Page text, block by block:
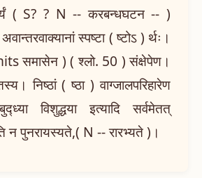
( S? ? N -- करबन्धघटन -- )
स्पष्टा ( ष्टोऽ ) र्थः।
समासेन ) ( श्लो. 50 ) संक्षेपेण।
निष्ठां ( ष्ठा ) वाग्जालपरिहारेण
विशुद्धया इत्यादि सर्वमेतत्
न पुनरायस्यते,( N -- रारभ्यते )।